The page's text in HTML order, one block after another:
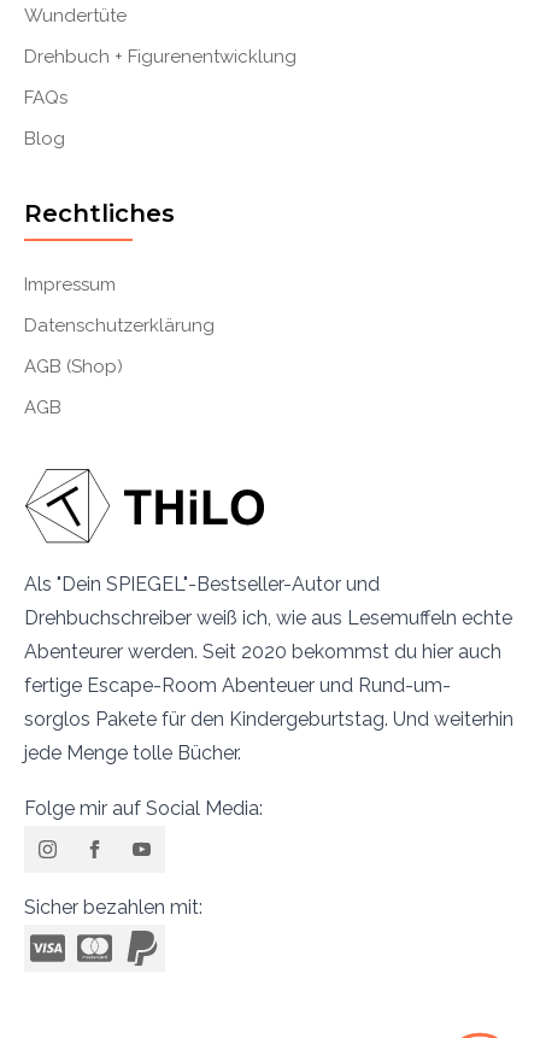
Als "Dein SPIEGEL"-Bestseller-Autor und
Drehbuchschreiber weiß ich, wie aus Lesemuffeln echte
Abenteurer werden. Seit 2020 bekommst du hier auch
fertige Escape-Room Abenteuer und Rund-um-
sorglos Pakete für den Kindergeburtstag. Und weiterhin
jede Menge tolle Bücher.
Folge mir auf Social Media:
Sicher bezahlen mit:
Wundertüte
Drehbuch + Figurenentwicklung
FAQs
Blog
Rechtliches
Impressum
Datenschutzerklärung
AGB (Shop)
AGB